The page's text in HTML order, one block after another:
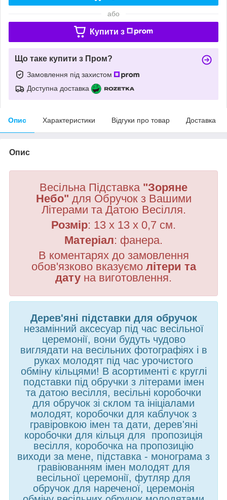
або
Купити з
Що таке купити з Пром?
Замовлення під захистом
Доступна доставка
Опис Характеристики Відгуки про товар Доставка
Опис
Весільна Підставка "Зоряне
Небо" для Обручок з Вашими
Літерами та Датою Весілля.
Розмір: 13 х 13 х 0,7 см.
Матеріал: фанера.
В коментарях до замовлення
обов'язково вказуємо літери та
дату на виготовлення.
Дерев'яні підставки для обручок
незамінний аксесуар під час весільної
церемонії, вони будуть чудово
виглядати на весільних фотографіях і в
руках молодят під час урочистого
обміну кільцями! В асортименті є круглі
подставки під обручки з літерами імен
та датою весілля, весільні коробочки
для обручок зі склом та ініціалами
молодят, коробочки для каблучок з
гравіровкою імен та дати, дерев'яні
коробочки для кільця для пропозиція
весілля, коробочка на пропозицію
виходи за мене, підставка - монограма з
гравіюванням імен молодят для
весільної церемонії, футляр для
обручок для нареченої, церемонія